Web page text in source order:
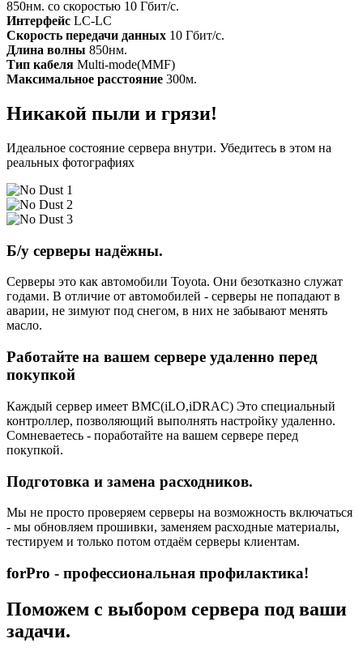
850нм. со скоростью 10 Гбит/с.
Интерфейс LC-LC
Скорость передачи данных 10 Гбит/с.
Длина волны 850нм.
Тип кабеля Multi-mode(MMF)
Максимальное расстояние 300м.
Никакой пыли и грязи!
Идеальное состояние сервера внутри. Убедитесь в этом на
реальных фотографиях
Б/у серверы надёжны.
Серверы это как автомобили Toyota. Они безотказно служат
годами. В отличие от автомобилей - серверы не попадают в
аварии, не зимуют под снегом, в них не забывают менять
масло.
Работайте на вашем сервере удаленно перед
покупкой
Каждый сервер имеет BMC(iLO,iDRAC) Это специальный
контроллер, позволяющий выполнять настройку удаленно.
Сомневаетесь - поработайте на вашем сервере перед
покупкой.
Подготовка и замена расходников.
Мы не просто проверяем серверы на возможность включаться
- мы обновляем прошивки, заменяем расходные материалы,
тестируем и только потом отдаём серверы клиентам.
forPro - профессиональная профилактика!
Поможем с выбором сервера под ваши
задачи.